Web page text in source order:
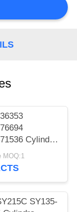
Cylindre
à bouchon
EC480D
MOQ:1
SY135-